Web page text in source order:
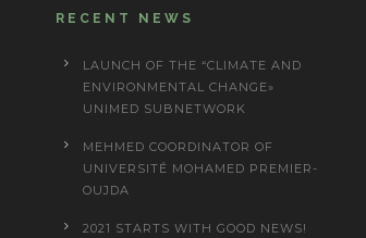
RECENT NEWS
LAUNCH OF THE “CLIMATE AND
ENVIRONMENTAL CHANGE»
UNIMED SUBNETWORK
MEHMED COORDINATOR OF
UNIVERSITÉ MOHAMED PREMIER-
OUJDA
2021 STARTS WITH GOOD NEWS!